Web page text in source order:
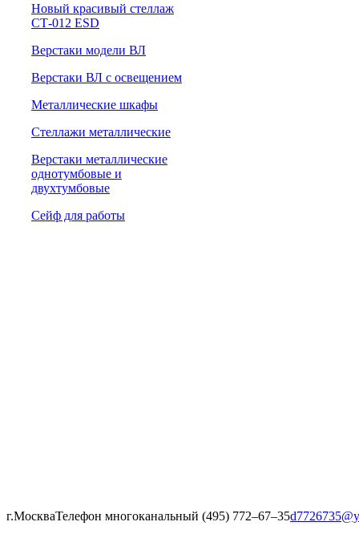
Новый красивый стеллаж
СТ-012 ESD
Верстаки модели ВЛ
Верстаки ВЛ с освещением
Металлические шкафы
Стеллажи металлические
Верстаки металлические
однотумбовые и
двухтумбовые
Сейф для работы
г.МоскваТелефон многоканальный (495) 772‒67‒35